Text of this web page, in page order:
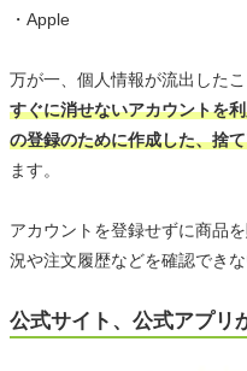
・Apple
万が一、個人情報が流出したこ
すぐに消せないアカウントを
の登録のために作成した、捨
ます。
アカウントを登録せずに商品
況や注文履歴などを確認でき
公式サイト、公式アプリ